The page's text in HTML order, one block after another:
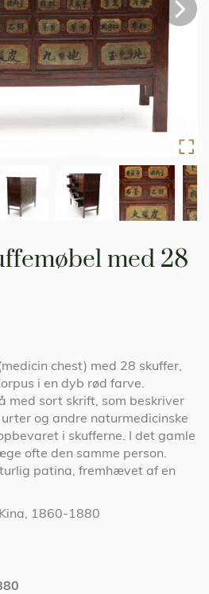
med 28
chest) med 28 skuffer,
i en dyb rød farve.
med sort skrift, som beskriver
og andre naturmedicinske
i skufferne. I det gamle
ofte den samme person.
patina, fremhævet af en
1860-1880